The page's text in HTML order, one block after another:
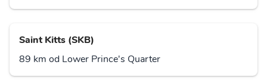
Saint Kitts (SKB)
89 km od Lower Prince's Quarter